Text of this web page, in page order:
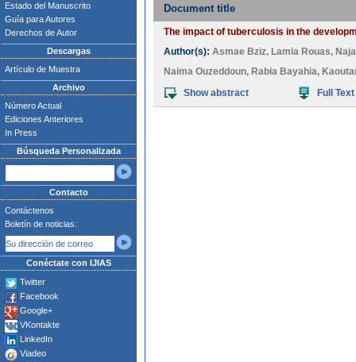
Estado del Manuscrito
Guía para Autores
Derechos de Autor
Descargas
Artículo de Muestra
Archivo
Número Actual
Ediciones Anteriores
In Press
Búsqueda Personalizada
Contacto
Contáctenos
Boletín de noticias:
Conéctate con IJIAS
Twitter
Facebook
Google+
VKontakte
LinkedIn
Viadeo
Document title
The impact of tuberculosis in the
Author(s): Asmae Bziz, Lamia Rouas,
Naima Ouzeddoun, Rabia Bayahia,
Show abstract
Full Text